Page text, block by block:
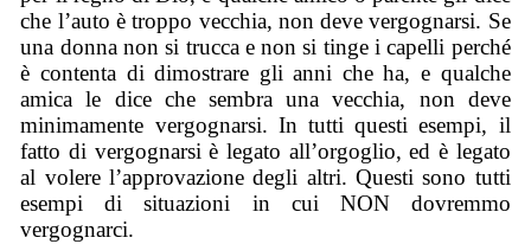
che l’auto è troppo vecchia, non deve vergognarsi. Se
una donna non si trucca e non si tinge i capelli perché
è contenta di dimostrare gli anni che ha, e qualche
amica le dice che sembra una vecchia, non deve
minimamente vergognarsi. In tutti questi esempi, il
fatto di vergognarsi è legato all’orgoglio, ed è legato
al volere l’approvazione degli altri. Questi sono tutti
esempi di situazioni in cui NON dovremmo
vergognarci.